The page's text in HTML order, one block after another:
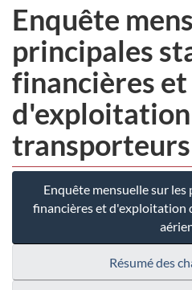
Enquête
principales
financières et
d'exploitation
Enquête mensuelle sur
financières et d'exploitation
Résumé des